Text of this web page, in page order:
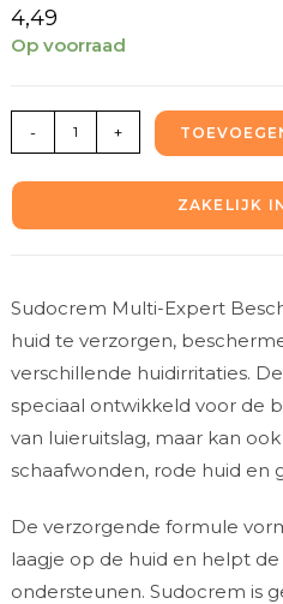
4,49
Op voorraad
- +
ZAKELIJK
Sudocrem Multi-Expert
huid te verzorgen,
verschillende huidirritaties.
speciaal ontwikkeld voor de
van luieruitslag, maar kan
schaafwonden, rode huid en
De verzorgende formule
laagje op de huid en helpt
ondersteunen. Sudocrem is